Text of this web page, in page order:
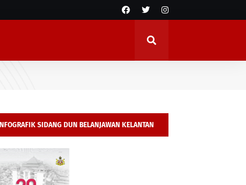
INFOGRAFIK SIDANG DUN BELANJAWAN KELANTAN
2026